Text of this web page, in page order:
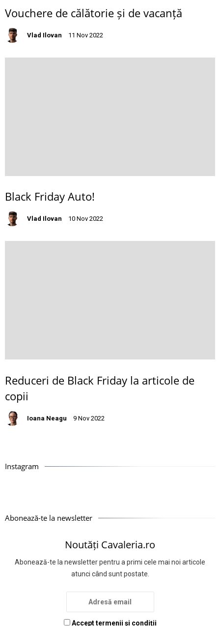
Vouchere de călătorie și de vacanță
Vlad Ilovan 11 Nov 2022
Black Friday Auto!
Vlad Ilovan 10 Nov 2022
Reduceri de Black Friday la articole de
copii
Ioana Neagu 9 Nov 2022
Instagram
Abonează-te la newsletter
Noutăți Cavaleria.ro
Abonează-te la newsletter pentru a primi cele mai noi articole
atunci când sunt postate.
Accept termenii și condiții